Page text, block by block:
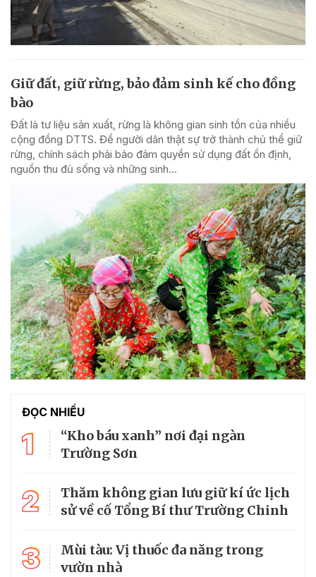
Giữ đất, giữ rừng, bảo đảm sinh kế cho đồng
bào
Đất là tư liệu sản xuất, rừng là không gian sinh tồn của nhiều
cộng đồng DTTS. Để người dân thật sự trở thành chủ thể giữ
rừng, chính sách phải bảo đảm quyền sử dụng đất ổn định,
nguồn thu đủ sống và những sinh...
ĐỌC NHIỀU
1
“Kho báu xanh” nơi đại ngàn
Trường Sơn
2
Thăm không gian lưu giữ kí ức lịch
sử về cố Tổng Bí thư Trường Chinh
3
Mùi tàu: Vị thuốc đa năng trong
vườn nhà